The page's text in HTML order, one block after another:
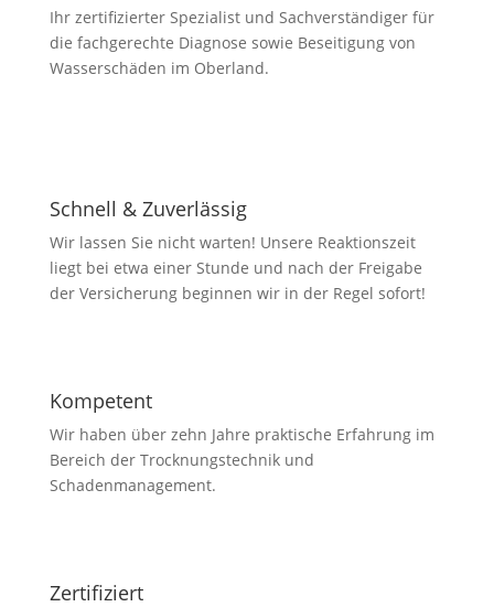
Ihr zertifizierter Spezialist und Sachverständiger für
die fachgerechte Diagnose sowie Beseitigung von
Wasserschäden im Oberland.
Schnell & Zuverlässig
Wir lassen Sie nicht warten! Unsere Reaktionszeit
liegt bei etwa einer Stunde und nach der Freigabe
der Versicherung beginnen wir in der Regel sofort!
Kompetent
Wir haben über zehn Jahre praktische Erfahrung im
Bereich der Trocknungstechnik und
Schadenmanagement.
Zertifiziert